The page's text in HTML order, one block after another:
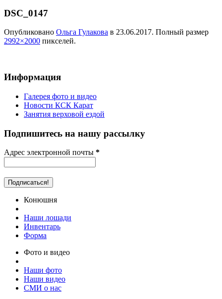
DSC_0147
Опубликовано Ольга Гулакова в 23.06.2017. Полный размер
2992×2000 пикселей.
Информация
Галерея фото и видео
Новости КСК Карат
Занятия верховой ездой
Подпишитесь на нашу рассылку
Адрес электронной почты *
Конюшня
Наши лошади
Инвентарь
Форма
Фото и видео
Наши фото
Наши видео
СМИ о нас